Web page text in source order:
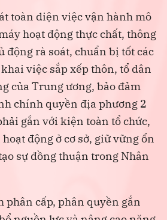
toàn diện việc vận hành mô
hoạt động thực chất, thông
động rà soát, chuẩn bị tốt các
việc sắp xếp thôn, tổ dân
của Trung ương, bảo đảm
chính quyền địa phương 2
gắn với kiện toàn tổ chức,
động ở cơ sở, giữ vững ổn
sự đồng thuận trong Nhân
phân cấp, phân quyền gắn